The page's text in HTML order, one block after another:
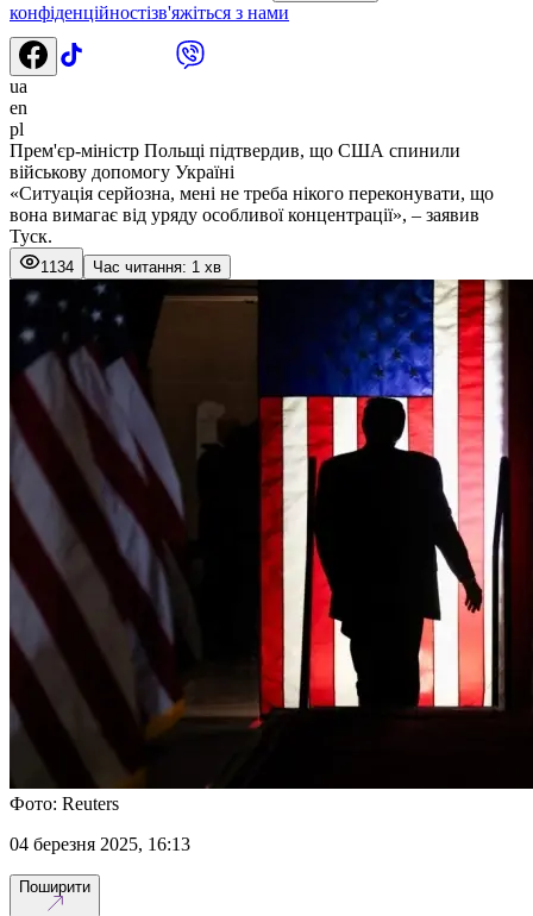
конфіденційностізв'яжіться з нами
ua
en
pl
Прем'єр-міністр Польщі підтвердив, що США спинили
військову допомогу Україні
«Ситуація серйозна, мені не треба нікого переконувати, що
вона вимагає від уряду особливої концентрації», – заявив
Туск.
1134 Час читання: 1 хв
Фото: Reuters
04 березня 2025, 16:13
Поширити